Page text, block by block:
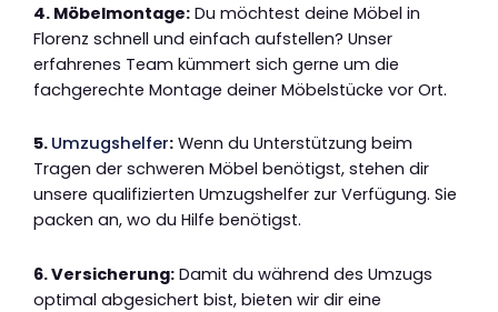
4. Möbelmontage: Du möchtest deine Möbel in
Florenz schnell und einfach aufstellen? Unser
erfahrenes Team kümmert sich gerne um die
fachgerechte Montage deiner Möbelstücke vor Ort.
5. Umzugshelfer: Wenn du Unterstützung beim
Tragen der schweren Möbel benötigst, stehen dir
unsere qualifizierten Umzugshelfer zur Verfügung. Sie
packen an, wo du Hilfe benötigst.
6. Versicherung: Damit du während des Umzugs
optimal abgesichert bist, bieten wir dir eine